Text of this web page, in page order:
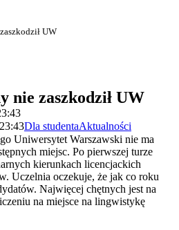
UW
nie zaszkodził UW
Dla studentaAktualności
Uniwersytet Warszawski nie ma
miejsc. Po pierwszej turze
kierunkach licencjackich
Uczelnia oczekuje, że jak co roku
Najwięcej chętnych jest na
na miejsce na lingwistykę